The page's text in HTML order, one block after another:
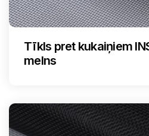
Tīkls pret kukaiņiem
melns